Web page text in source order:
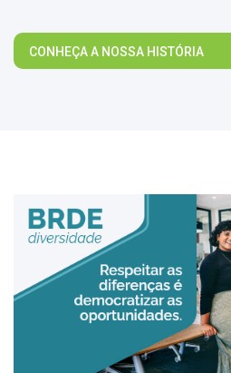
CONHEÇA A NOSSA HISTÓRIA